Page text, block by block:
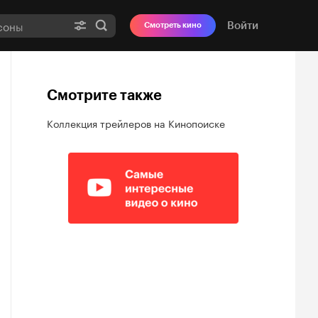
Смотреть кино Войти
Смотрите также
Коллекция трейлеров на Кинопоиске